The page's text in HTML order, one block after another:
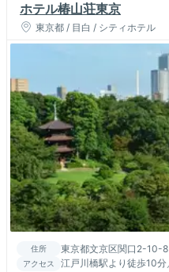
ホテル椿山荘東京
東京都 / 目白 / シティホテル
住所 東京都文京区関口2-10-8
アクセス
江戸川橋駅より徒歩10